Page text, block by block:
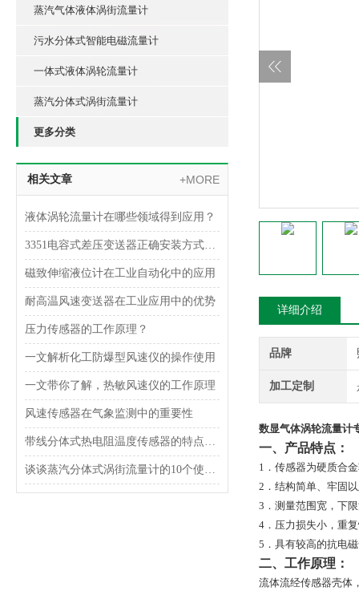
蒸汽气体液体涡街流量计
污水分体式智能电磁流量计
一体式液体涡轮流量计
蒸汽分体式涡街流量计
更多分类
相关文章 +MORE
液体涡轮流量计在哪些领域得到应用？
3351电容式差压变送器正确安装方式，一定得掌握！
磁致伸缩液位计在工业自动化中的应用
耐高温风速变送器在工业应用中的优势
压力传感器的工作原理？
一文解析化工防爆型风速仪的操作使用
一文带你了解，热敏风速仪的工作原理
风速传感器在气象监测中的重要性
带线分体式热电阻温度传感器的特点及应用
谈谈蒸汽分体式涡街流量计的10个使用要点
详细介绍
品牌
加工定制
数显气体涡轮流量计
一、产品特点：
1．传感器为硬质合
2．结构简单、牢固
3．测量范围宽，下
4．压力损失小，重
5．具有较高的抗电
二、工作原理：
流体流经传感器壳体